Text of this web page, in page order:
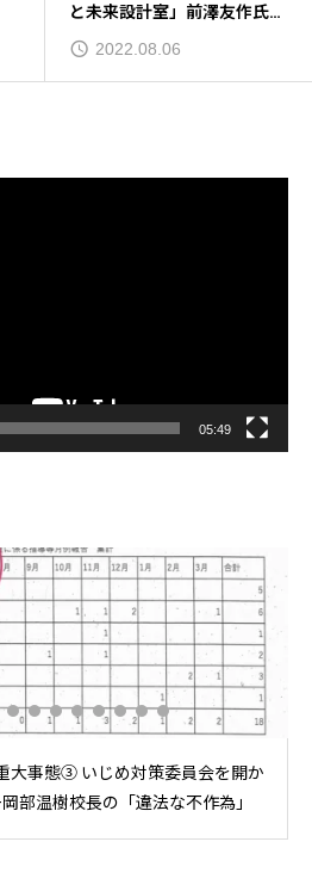
と未来設計室」前澤友作氏か
ら売名NGが出ていた
2022.08.06
05:49
大事態③ いじめ対策委員会を開か
部温樹校長の「違法な不作為」